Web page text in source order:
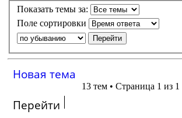
Показать темы за:
Поле сортировки
Новая тема
13 тем • Страница 1 из 1
Перейти